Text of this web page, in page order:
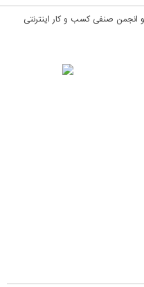
انجمن صنفی کسب و کار اینترنتی